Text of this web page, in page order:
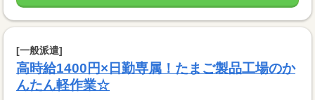
[一般派遣]
高時給1400円×日勤専属！たまご製品工場のか
んたん軽作業☆